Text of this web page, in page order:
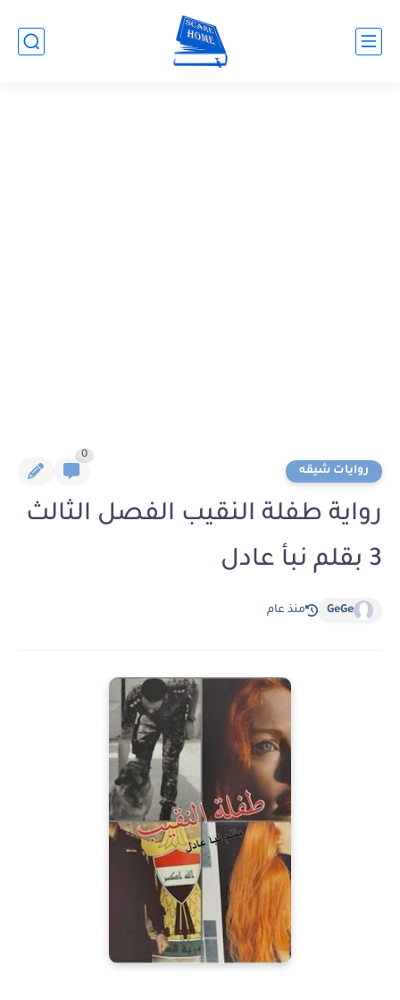
روايات شيقه
0
رواية طفلة النقيب الفصل الثالث
3 بقلم نبأ عادل
GeGe منذ عام